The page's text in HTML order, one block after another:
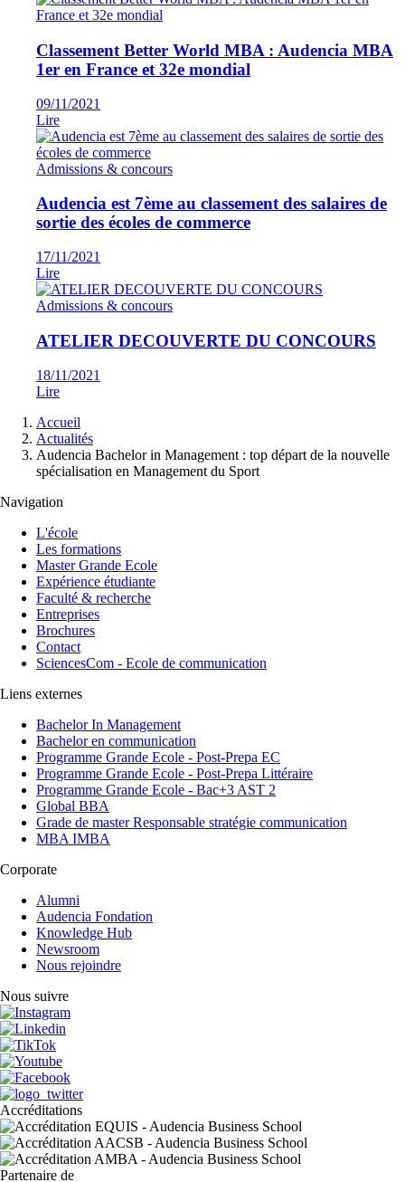
Classement Better World MBA : Audencia MBA
1er en France et 32e mondial
09/11/2021
Lire
Admissions & concours
Audencia est 7ème au classement des salaires de
sortie des écoles de commerce
17/11/2021
Lire
Admissions & concours
ATELIER DECOUVERTE DU CONCOURS
18/11/2021
Lire
d'Ariane
Accueil
Actualités
Audencia Bachelor in Management : top départ de la nouvelle
spécialisation en Management du Sport
Navigation
L'école
Les formations
Master Grande Ecole
Expérience étudiante
Faculté & recherche
Entreprises
Brochures
Contact
SciencesCom - Ecole de communication
Liens externes
Bachelor In Management
Bachelor en communication
Programme Grande Ecole - Post-Prepa EC
Programme Grande Ecole - Post-Prepa Littéraire
Programme Grande Ecole - Bac+3 AST 2
Global BBA
Grade de master Responsable stratégie communication
MBA IMBA
Corporate
Alumni
Audencia Fondation
Knowledge Hub
Newsroom
Nous rejoindre
Nous suivre
Accréditations
Partenaire de